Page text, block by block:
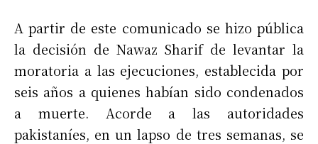
A partir de este comunicado se hizo pública
la decisión de Nawaz Sharif de levantar la
moratoria a las ejecuciones, establecida por
seis años a quienes habían sido condenados
a muerte. Acorde a las autoridades
pakistaníes, en un lapso de tres semanas, se